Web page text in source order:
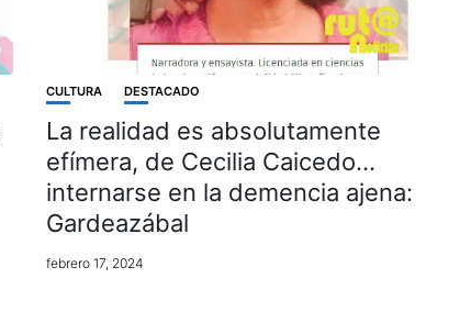
CULTURA DESTACADO
La realidad es absolutamente
efímera, de Cecilia Caicedo…
internarse en la demencia ajena:
Gardeazábal
febrero 17, 2024